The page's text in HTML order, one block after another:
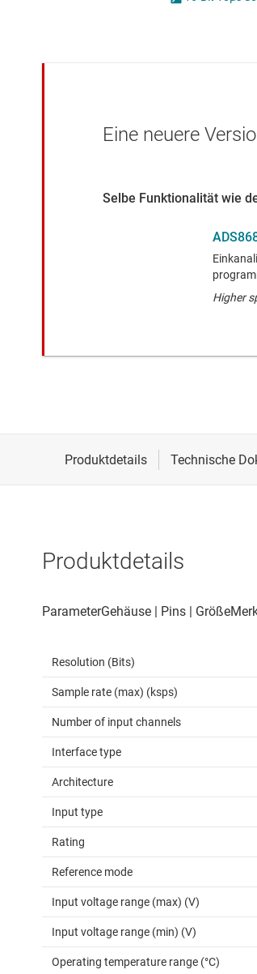
Drahtlose
Eine neuere
Selbe Funktionalität wie
Higher
Produktdetails
Resolution (Bits)
Sample rate (max) (ksps)
Number of input channels
Interface type
Architecture
Input type
Rating
Reference mode
Input voltage range (max) (V)
Input voltage range (min) (V)
Operating temperature range (°C)